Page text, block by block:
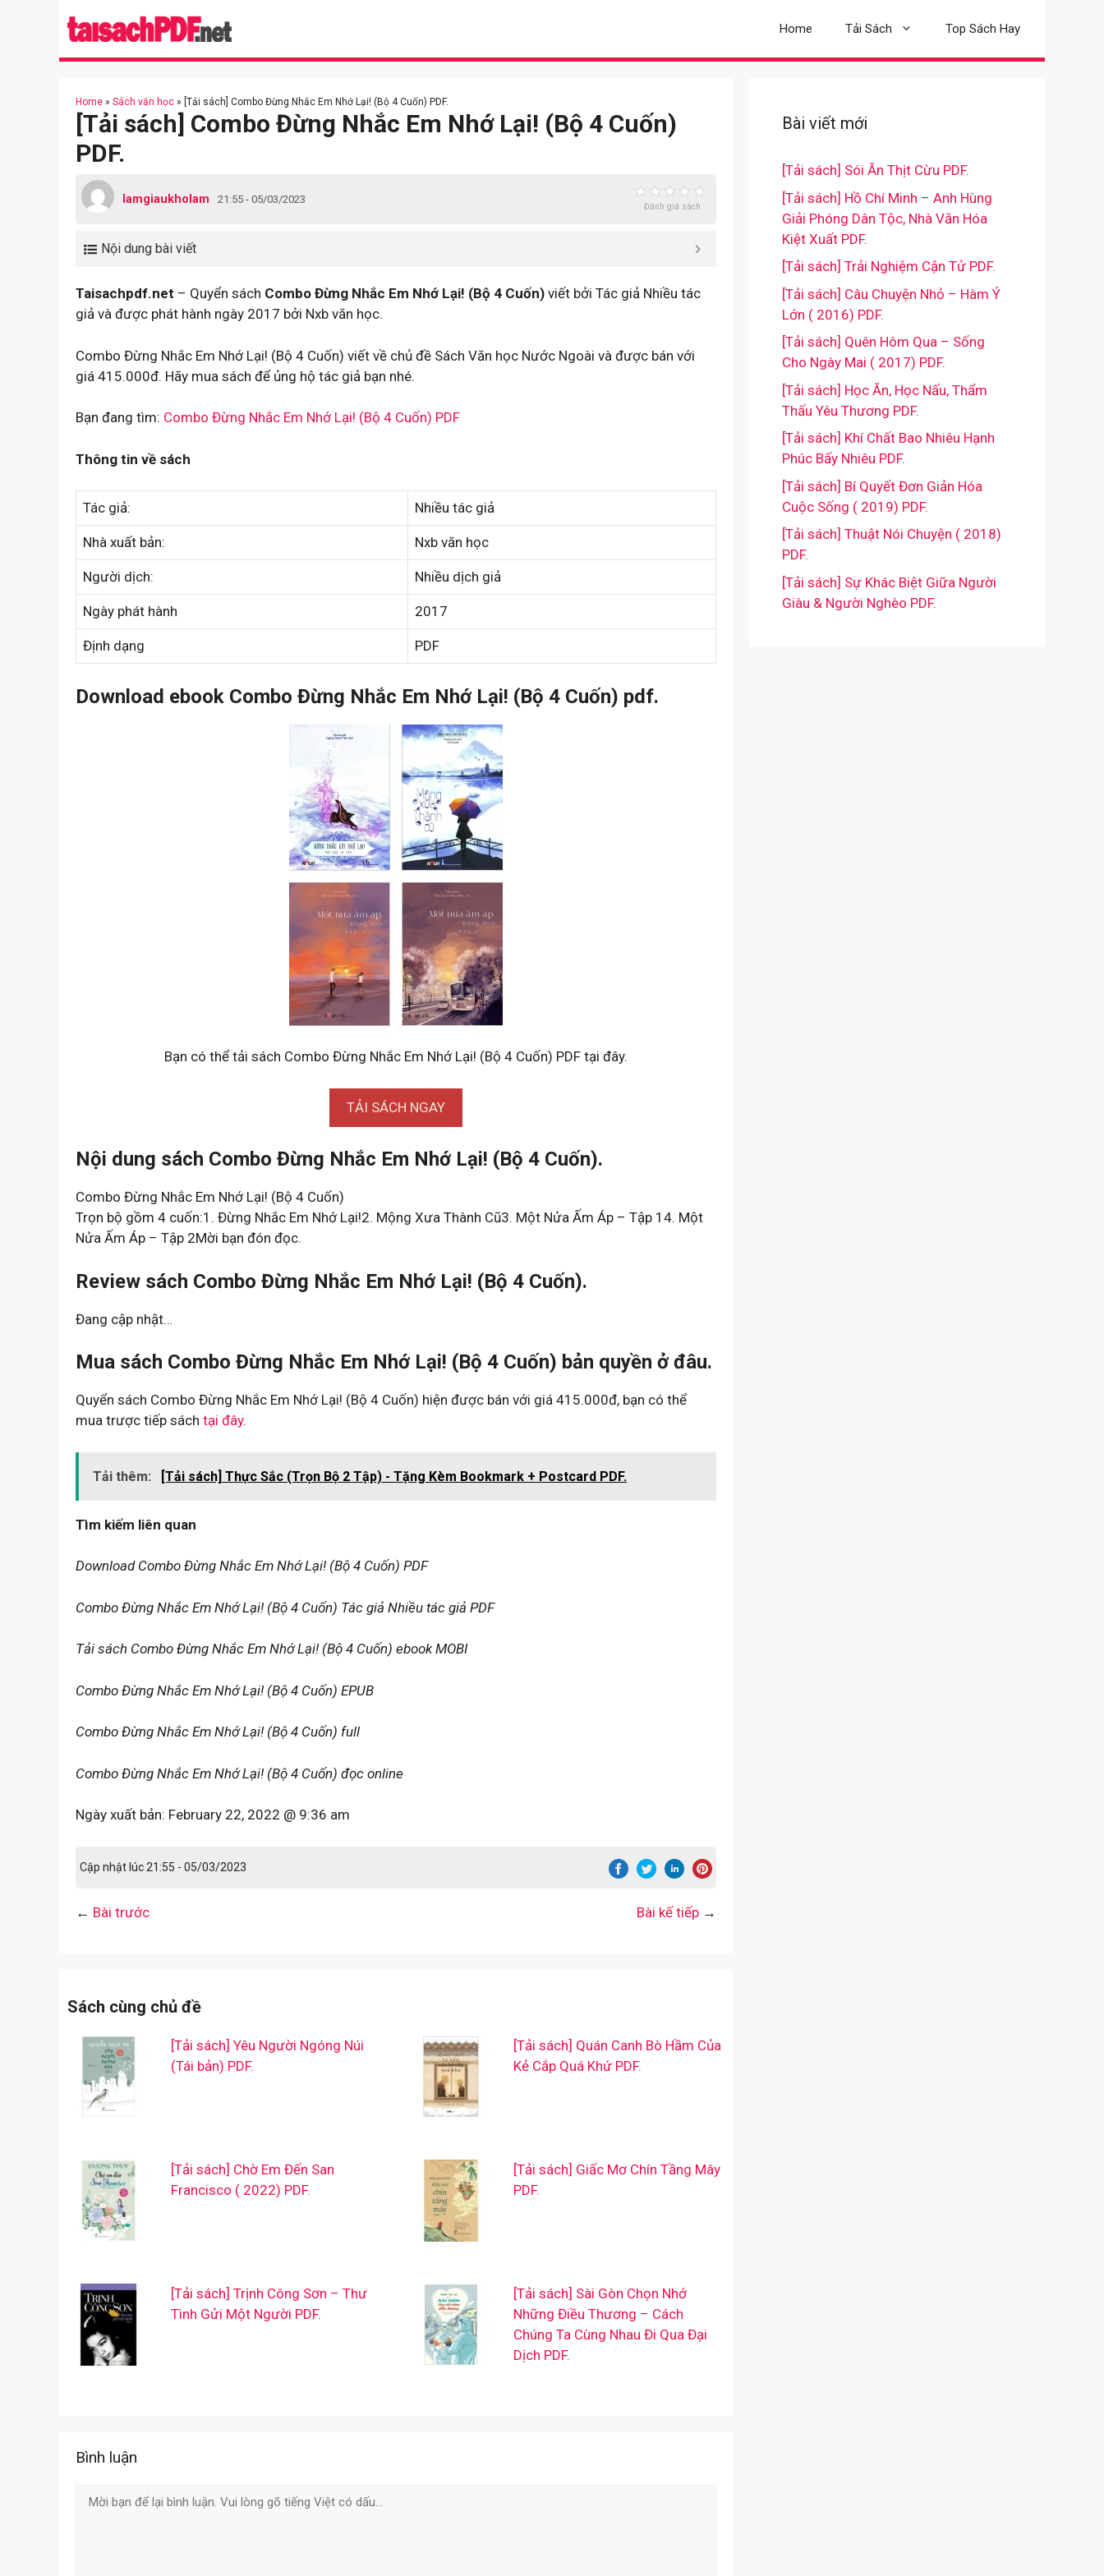
Home Tải Sách Top Sách Hay
Home » Sách văn học » [Tải sách] Combo Đừng Nhắc Em Nhớ Lại! (Bộ 4 Cuốn) PDF.
[Tải sách] Combo Đừng Nhắc Em Nhớ Lại! (Bộ 4 Cuốn)
PDF.
lamgiaukholam 21:55 - 05/03/2023
Đánh giá sách
Nội dung bài viết
Taisachpdf.net – Quyển sách Combo Đừng Nhắc Em Nhớ Lại! (Bộ 4 Cuốn) viết bởi Tác giả Nhiều tác
giả và được phát hành ngày 2017 bởi Nxb văn học.
Combo Đừng Nhắc Em Nhớ Lại! (Bộ 4 Cuốn) viết về chủ đề Sách Văn học Nước Ngoài và được bán với
giá 415.000đ. Hãy mua sách để ủng hộ tác giả bạn nhé.
Bạn đang tìm: Combo Đừng Nhắc Em Nhớ Lại! (Bộ 4 Cuốn) PDF
Thông tin về sách
Tác giả: Nhiều tác giả
Nhà xuất bản: Nxb văn học
Người dịch: Nhiều dịch giả
Ngày phát hành 2017
Định dạng PDF
Download ebook Combo Đừng Nhắc Em Nhớ Lại! (Bộ 4 Cuốn) pdf.
Bạn có thể tải sách Combo Đừng Nhắc Em Nhớ Lại! (Bộ 4 Cuốn) PDF tại đây.
TẢI SÁCH NGAY
Nội dung sách Combo Đừng Nhắc Em Nhớ Lại! (Bộ 4 Cuốn).
Combo Đừng Nhắc Em Nhớ Lại! (Bộ 4 Cuốn)
Trọn bộ gồm 4 cuốn:1. Đừng Nhắc Em Nhớ Lại!2. Mộng Xưa Thành Cũ3. Một Nửa Ấm Áp – Tập 14. Một
Nửa Ấm Áp – Tập 2Mời bạn đón đọc.
Review sách Combo Đừng Nhắc Em Nhớ Lại! (Bộ 4 Cuốn).
Đang cập nhật…
Mua sách Combo Đừng Nhắc Em Nhớ Lại! (Bộ 4 Cuốn) bản quyền ở đâu.
Quyển sách Combo Đừng Nhắc Em Nhớ Lại! (Bộ 4 Cuốn) hiện được bán với giá 415.000đ, bạn có thể
mua trược tiếp sách tại đây.
Tải thêm: [Tải sách] Thực Sắc (Trọn Bộ 2 Tập) - Tặng Kèm Bookmark + Postcard PDF.
Tìm kiếm liên quan
Download Combo Đừng Nhắc Em Nhớ Lại! (Bộ 4 Cuốn) PDF
Combo Đừng Nhắc Em Nhớ Lại! (Bộ 4 Cuốn) Tác giả Nhiều tác giả PDF
Tải sách Combo Đừng Nhắc Em Nhớ Lại! (Bộ 4 Cuốn) ebook MOBI
Combo Đừng Nhắc Em Nhớ Lại! (Bộ 4 Cuốn) EPUB
Combo Đừng Nhắc Em Nhớ Lại! (Bộ 4 Cuốn) full
Combo Đừng Nhắc Em Nhớ Lại! (Bộ 4 Cuốn) đọc online
Ngày xuất bản: February 22, 2022 @ 9:36 am
Cập nhật lúc 21:55 - 05/03/2023
← Bài trước Bài kế tiếp →
Sách cùng chủ đề
[Tải sách] Yêu Người Ngóng Núi
(Tái bản) PDF.
[Tải sách] Quán Canh Bò Hầm Của
Kẻ Cắp Quá Khứ PDF.
[Tải sách] Chờ Em Đến San
Francisco ( 2022) PDF.
[Tải sách] Giấc Mơ Chín Tầng Mây
PDF.
[Tải sách] Trịnh Công Sơn – Thư
Tình Gửi Một Người PDF.
[Tải sách] Sài Gòn Chọn Nhớ
Những Điều Thương – Cách
Chúng Ta Cùng Nhau Đi Qua Đại
Dịch PDF.
Bình luận
Comment
Bài viết mới
[Tải sách] Sói Ăn Thịt Cừu PDF.
[Tải sách] Hồ Chí Minh – Anh Hùng
Giải Phóng Dân Tộc, Nhà Văn Hóa
Kiệt Xuất PDF.
[Tải sách] Trải Nghiệm Cận Tử PDF.
[Tải sách] Câu Chuyện Nhỏ – Hàm Ý
Lớn ( 2016) PDF.
[Tải sách] Quên Hôm Qua – Sống
Cho Ngày Mai ( 2017) PDF.
[Tải sách] Học Ăn, Học Nấu, Thẩm
Thấu Yêu Thương PDF.
[Tải sách] Khí Chất Bao Nhiêu Hạnh
Phúc Bấy Nhiêu PDF.
[Tải sách] Bí Quyết Đơn Giản Hóa
Cuộc Sống ( 2019) PDF.
[Tải sách] Thuật Nói Chuyện ( 2018)
PDF.
[Tải sách] Sự Khác Biệt Giữa Người
Giàu & Người Nghèo PDF.